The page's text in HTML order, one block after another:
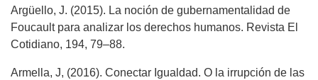
Argüello, J. (2015). La noción de gubernamentalidad de
Foucault para analizar los derechos humanos. Revista El
Cotidiano, 194, 79–88.
Armella, J, (2016). Conectar Igualdad. O la irrupción de las